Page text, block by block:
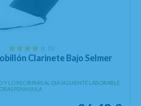
(1)
Clarinete Bajo Selmer
Y LO RECIBIRÁS AL DIA SIGUIENTE LABORABLE
PENINSULA